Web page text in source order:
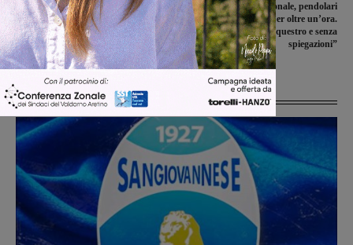
La MGiTALY Pallavolo Valdarno
cade a Cortona, la promozione diretta
pare più lontana
Guasto ad un regionale, pendolari
chiusi a bordo per oltre un’ora.
“Tenuti sotto sequestro e senza
spiegazioni”
Ultime Notizie